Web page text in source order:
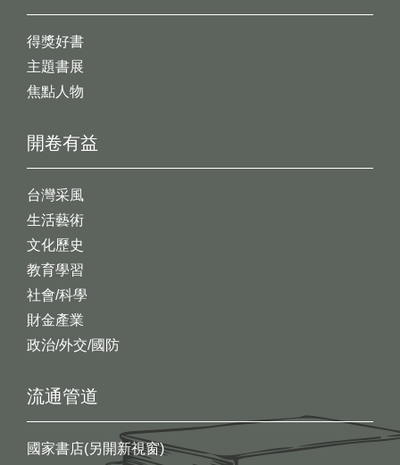
開卷有益
台灣采風
生活藝術
文化歷史
教育學習
社會/科學
財金產業
政治/外交/國防
得獎好書
主題書展
焦點人物
流通管道
國家書店(另開新視窗)